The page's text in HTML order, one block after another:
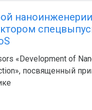
наноинженерии
«Development of
посвященный